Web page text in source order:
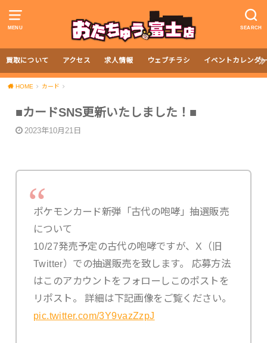
MENU SEARCH
買取について アクセス 求人情報 ウェブチラシ イベントカレンダ
HOME カード
■カードSNS更新いたしました！■
2023年10月21日
ポケモンカード新弾「古代の咆哮」抽選販売
について
10/27発売予定の古代の咆哮ですが、X（旧
Twitter）での抽選販売を致します。 応募方法
はこのアカウントをフォローしこのポストを
リポスト。 詳細は下記画像をご覧ください。
pic.twitter.com/3Y9vazZzpJ